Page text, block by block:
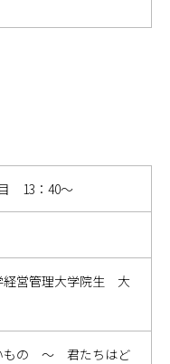
13：40～
営管理大学院生 大
もの ～ 君たちはど